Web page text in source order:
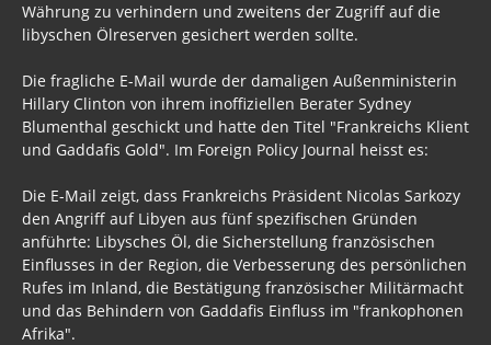
Wichtige Vorträge
Informationen bis 2017
Archiv Umwelt 2017
Archiv Gesundheit 2017
Archiv Politik 2017, 2016, 2015
Menschenverachtende Firmen
Prepper
Währung zu verhindern und zweitens der Zugriff auf die
libyschen Ölreserven gesichert werden sollte.
Die fragliche E-Mail wurde der damaligen Außenministerin
Hillary Clinton von ihrem inoffiziellen Berater Sydney
Blumenthal geschickt und hatte den Titel "Frankreichs Klient
und Gaddafis Gold". Im Foreign Policy Journal heisst es:
Die E-Mail zeigt, dass Frankreichs Präsident Nicolas Sarkozy
den Angriff auf Libyen aus fünf spezifischen Gründen
anführte: Libysches Öl, die Sicherstellung französischen
Einflusses in der Region, die Verbesserung des persönlichen
Rufes im Inland, die Bestätigung französischer Militärmacht
und das Behindern von Gaddafis Einfluss im "frankophonen
Afrika".